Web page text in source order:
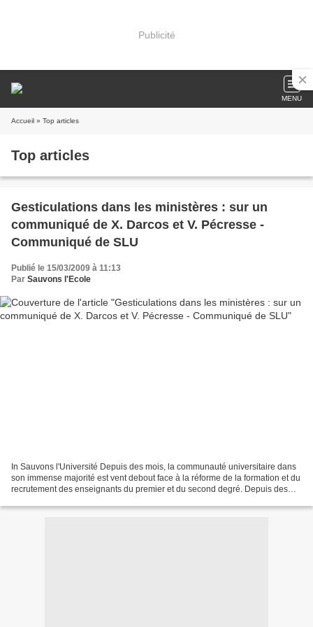
Publicité
MENU
Accueil » Top articles
Top articles
Gesticulations dans les ministères : sur un
communiqué de X. Darcos et V. Pécresse -
Communiqué de SLU
Publié le 15/03/2009 à 11:13
Par Sauvons l'Ecole
In Sauvons l'Université Depuis des mois, la communauté universitaire dans
son immense majorité est vent debout face à la réforme de la formation et du
recrutement des enseignants du premier et du second degré. Depuis des